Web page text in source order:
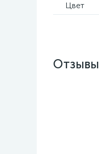
Цвет
Отзывы